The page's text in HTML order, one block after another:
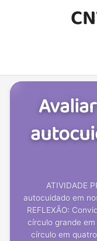
ATIVIDADE
autocuidado em
REFLEXÃO:
círculo grande
círculo em